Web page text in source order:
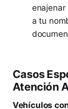
enajenar
a tu
Casos
Atención
Vehículos